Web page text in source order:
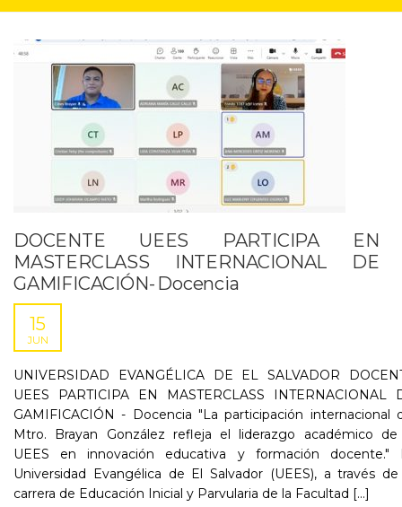
DOCENTE UEES PARTICIPA EN
MASTERCLASS INTERNACIONAL DE
GAMIFICACIÓN- Docencia
15
JUN
UNIVERSIDAD EVANGÉLICA DE EL SALVADOR
UEES PARTICIPA EN MASTERCLASS INTERNACIONAL
GAMIFICACIÓN - Docencia "La participación internacional
Mtro. Brayan González refleja el liderazgo académico
UEES en innovación educativa y formación docente."
Universidad Evangélica de El Salvador (UEES), a través
carrera de Educación Inicial y Parvularia de la Facultad [...]